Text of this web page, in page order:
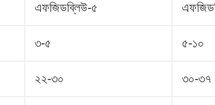
এফজিডব্লিউ-৫
৩-৫ ৫-১০
২২-৩০ ৩০-৩৭